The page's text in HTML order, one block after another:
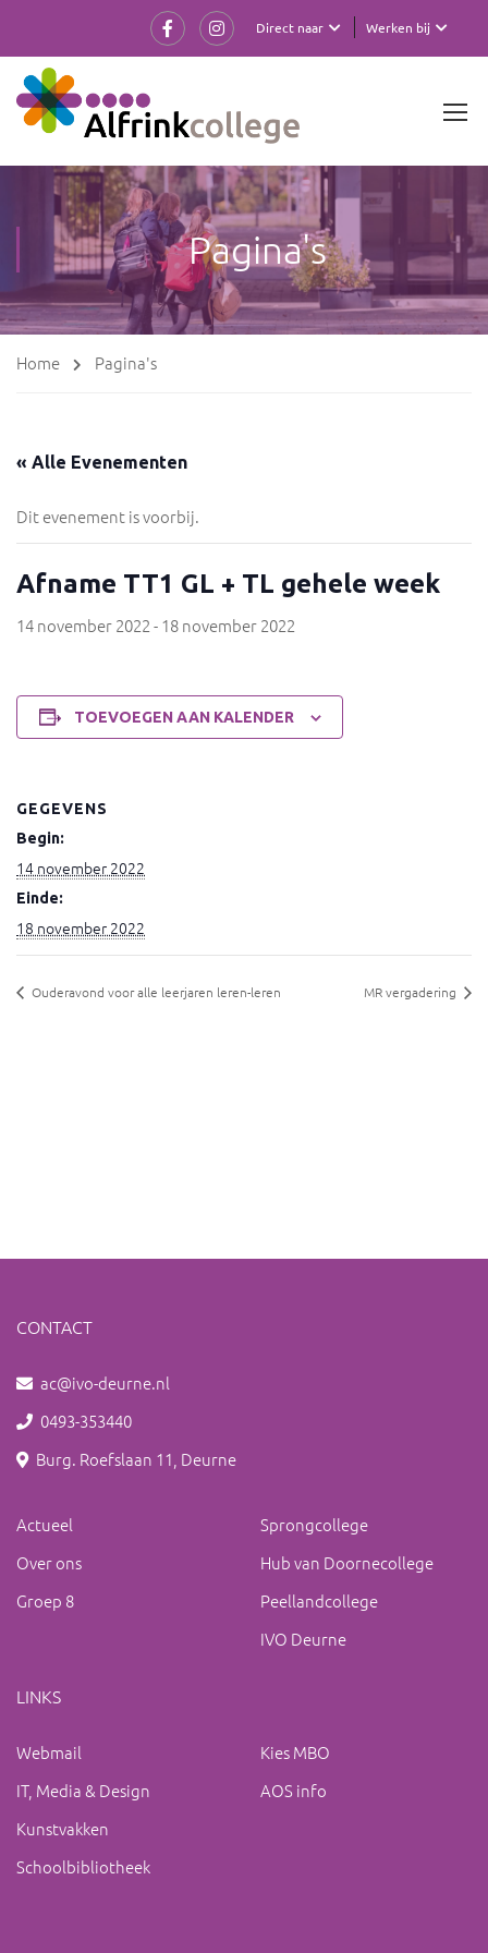
Werken bij
Direct naar
Pagina's
Home Pagina's
« Alle Evenementen
Dit evenement is voorbij.
Afname TT1 GL + TL gehele week
14 november 2022-18 november 2022
TOEVOEGEN AAN KALENDER
GEGEVENS
Begin:
14 november 2022
Einde:
18 november 2022
Ouderavond voor alle leerjaren leren-leren MR vergadering
CONTACT
ac@ivo-deurne.nl
0493-353440
Burg. Roefslaan 11, Deurne
Actueel
Over ons
Groep 8
Sprongcollege
Hub van Doornecollege
Peellandcollege
IVO Deurne
LINKS
Webmail
IT, Media & Design
Kunstvakken
Schoolbibliotheek
Kies MBO
AOS info